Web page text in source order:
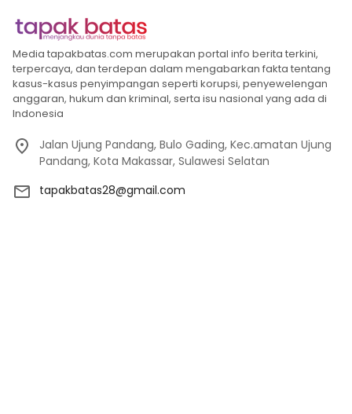
Media tapakbatas.com merupakan portal info berita terkini,
terpercaya, dan terdepan dalam mengabarkan fakta tentang
kasus-kasus penyimpangan seperti korupsi, penyewelengan
anggaran, hukum dan kriminal, serta isu nasional yang ada di
Indonesia
Jalan Ujung Pandang, Bulo Gading, Kec.amatan Ujung
Pandang, Kota Makassar, Sulawesi Selatan
tapakbatas28@gmail.com